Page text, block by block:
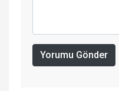
Yorumu Gönder